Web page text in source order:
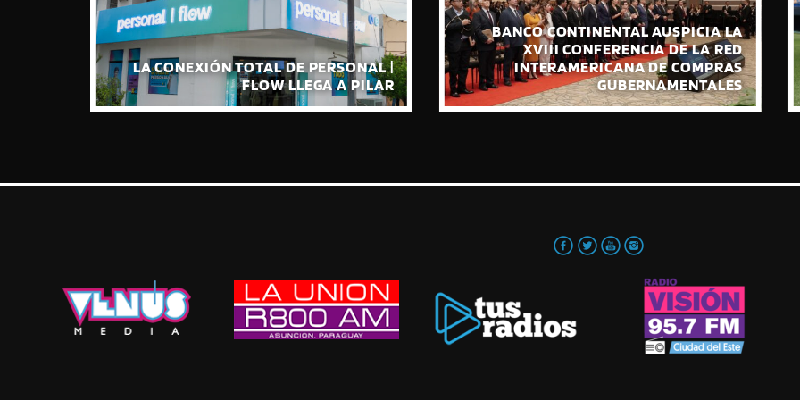
LA CONEXIÓN TOTAL DE PERSONAL |
FLOW LLEGA A PILAR
BANCO CONTINENTAL AUSPICIA LA
XVIII CONFERENCIA DE LA RED
INTERAMERICANA DE COMPRAS
GUBERNAMENTALES